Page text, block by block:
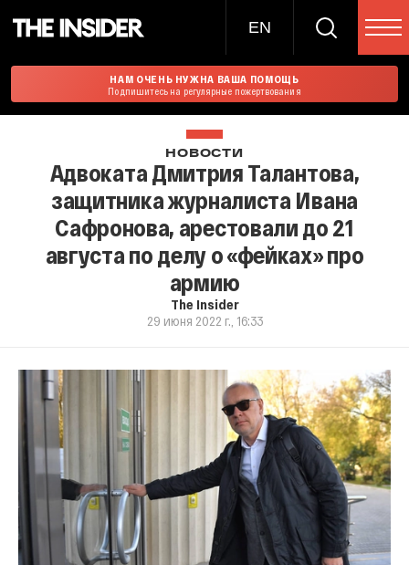
EN
НАМ ОЧЕНЬ НУЖНА ВАША ПОМОЩЬ
Подпишитесь на регулярные пожертвования
НОВОСТИ
Адвоката Дмитрия Талантова,
защитника журналиста Ивана
Сафронова, арестовали до 21
августа по делу о «фейках» про
армию
The Insider
29 июня 2022 г., 16:33